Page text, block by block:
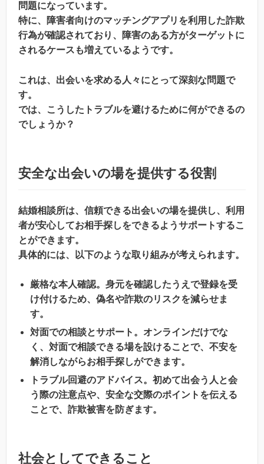
問題になっています。
特に、障害者向けのマッチングアプリを利用した詐欺
行為が確認されており、障害のある方がターゲットに
されるケースも増えているようです。
これは、出会いを求める人々にとって深刻な問題で
す。
では、こうしたトラブルを避けるために何ができるの
でしょうか？
安全な出会いの場を提供する役割
結婚相談所は、信頼できる出会いの場を提供し、利用
者が安心してお相手探しをできるようサポートするこ
とができます。
具体的には、以下のような取り組みが考えられます。
厳格な本人確認。身元を確認したうえで登録を受
け付けるため、偽名や詐欺のリスクを減らせま
す。
対面での相談とサポート。オンラインだけでな
く、対面で相談できる場を設けることで、不安を
解消しながらお相手探しができます。
トラブル回避のアドバイス。初めて出会う人と会
う際の注意点や、安全な交際のポイントを伝える
ことで、詐欺被害を防ぎます。
社会としてできること